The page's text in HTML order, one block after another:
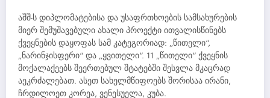
აშშ-ს დიპლომატებისა და უსაფრთხოების სამსახურების
მიერ შემუშავებული ახალი პროექტი ითვალისწინებს
ქვეყნების დაყოფას სამ კატეგორიად: „წითელი“,
„ნარინჯისფერი“ და „ყვითელი“. 11 „წითელი“ ქვეყნის
მოქალაქეებს შეერთებულ შტატებში შესვლა მკაცრად
აეკრძალებათ. ასეთ სახელმწიფოებს შორისაა ირანი,
ჩრდილოეთ კორეა, ვენესუელა, კუბა.